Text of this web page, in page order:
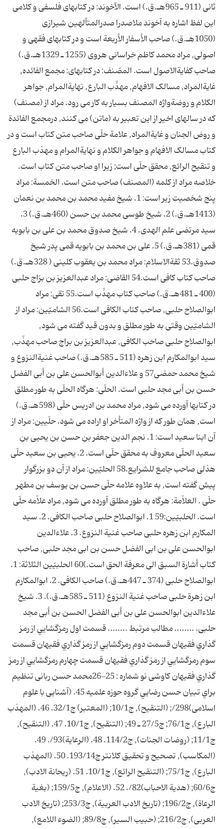
ثانى (911 ـ 965هـ.ق.) است. الآخوند: در کتابهاى فلسفى و کلامى
اين لفظ اشاره به آخوند ملاصدرا صدرالمتألهين شيرازى
(1050هـ.ق.) صاحب الأسفار الأربعة است و در کتابهاى فقهى و
اصولى, مراد محمد کاظم خراسانى هروى (1255 ـ 1329هـ.ق.)
صاحب کفايةالاصول است. المصّنف: در کتابهاى: مجمع الفائده,
غايةالمراد, مسالک الافهام, مهذّب البارع, نهايةالمرام, جواهر
الکلام و روضةواژه المصنف بسيار به کار مى رود. مراد از (مصنف)
که در سالهاى اخير از اين تعبير به (ماتن) مى کنند, درمجمع الفائدة
و روض الجنان و غايةالمراد, علامة حلّى صاحب متن کتاب است و در
کتاب مسالک الافهام و جواهر الکلام و نهايةالمرام و مهذب البارع
و تنقيح الرائع, محقق حلّى است; زيرا او صاحب متن کتاب است.
خلاصه مراد از کلمه (المصنف) صاحب متن است. الخمسة: مراد
پنج شخصيت زير است: 1. شيخ مفيد محمد بن محمد بن نعمان
(1413هـ.ق.) 2. شيخ طوسى محمد بن حسن (460هـ.ق.) 3.
سيد مرتضى علم الهدى. 4. شيخ صدوق محمد بن على بن بابويه
قمى (381هـ.ق.) 5. على بن محمد بن بابويه قمى پدر شيخ
صدوق.53 ثقةالاسلام: مراد محمد بن يعقوب کلينى ( 328هـ.ق.)
صاحب کتاب کافى است.54 القاضى: مراد عبدالعزيز بن برّاج حلبى
(400 ـ 481هـ.ق.) صاحب کتاب مهذّب است.55 تقى: مراد
ابوالصلاح حلبى, صاحب کتاب الکافى است.56 الشاميّين: مراد از
الشاميّين وقتى به طور مطلق و بدون قيد گفته مى شود,
ابوالصلاح حلبى صاحب الکافى, عبدالعزيز بن براج صاحب مهذّب,
سيد ابوالمکارم ابن زهره (511 ـ 585هـ.ق.) صاحب غنيةالنزوع و
شيخ محمد حمصّى57 و علاءالدين أبوالحسن على بن أبى الفضل
حسن بن أبى مجد حلبى است. الحلّى: هرگاه الحلّى به طور مطلق
در کتابها آورده مى شود, مراد محمد بن ادريس حلّى (598هـ.ق.)
است, همان طور که از واژه المتأخر او اراده مى شود. حلّيين: مراد از
آن ابنا سعيد است: 1. نجم الدين جعفر بن حسن بن يحيى بن
سعيد الحلّى معروف به محقق حلّى است. 2. يحيى بن سعيد حلّى
هذلى صاحب جامع للشرايع.58 الحليّين: مراد از آن دو بزرگوار
پيش گفته است, به علاوه علامه حلّى حسن بن يوسف بن مطهر
حلّى . العلاّمة: هرگاه به طور مطلق آورده مى شود, مراد علاّمه حلّى
است. الحلبيّين:59 1. ابوالصلاح حلبى صاحب الکافى. 2. سيد
المکارم ابن زهره حلبى صاحب غنية النزوع. 3. علاءالدين
ابوالحسن على بن ابى الفضل حسن بن ابى مجد حلبى, صاحب
کتاب أشارة السبق الى معرفة الحق است.)60 الحلبيّين الثلاثة: 1.
ابوالصلاح حلبى (374 ـ 447هـ.ق.) صاحب الکافى. 2. ابوالمکارم
ابن زهرة حلبى صاحب غنية النزوع (511 ـ 585هـ.ق.). 3. شيخ
علاءالدين ابوالحسن على بن أبى الفضل الحسن بن أبى مجد
حلبى. ........ مطالب مرتبط ........ قسمت اول رمزگشايي از رمز
گذاري فقيهان قسمت دوم رمزگشايي از رمز گذاري فقيهان قسمت
سوم رمزگشايي از رمز گذاري فقيهان قسمت چهارم رمزگشايي از رمز
گذاري فقيهان کاوشى نو شماره : 25-26محمد حسن ربانى تنظيم
براي تبيان حسن رضايي گروه حوزه علميه 45. (آشنايى با علوم
اسلامى)298/; (التنقيح), ج10/1; (المعتبر) ج32/1. 46. (المهذب
البارع), ج76/1; ج27/5 ـ 49; (التنقيح), ج10/1. 47. (التنقيح),
ج11/1; (روضات الجنات), ج114/2. 48. (الرعاية)93/. 49.
(المکاسب), تصحيح و تحقيق کلانتر ج193/14. 50. (المهذب
البارع), ج75/1; (التنقيح الرائع), ج10/1. 51. (ريحانة الادب),
ج60/6; (هدية الاحباب)82/. 52. (الاعلام), ج159/5; (بغية
الرعاة), ج196/2; (تاريخ الادب العربية), ج253/3; (تاريخ الادب
العربى), ج216/2; (حبيب السير), ج89/8; (الضوء اللامع),